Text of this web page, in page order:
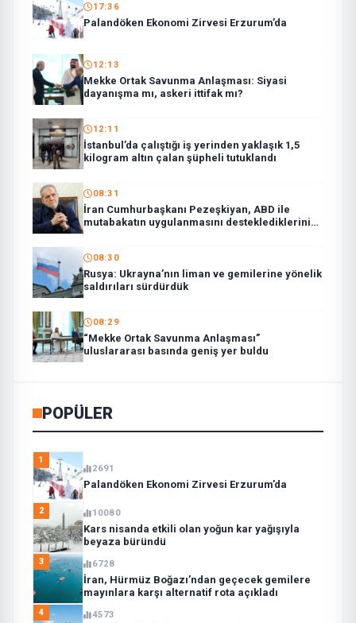
17:36
Palandöken Ekonomi Zirvesi Erzurum’da
12:13
Mekke Ortak Savunma Anlaşması: Siyasi
dayanışma mı, askeri ittifak mı?
12:11
İstanbul’da çalıştığı iş yerinden yaklaşık 1,5
kilogram altın çalan şüpheli tutuklandı
08:31
İran Cumhurbaşkanı Pezeşkiyan, ABD ile
mutabakatın uygulanmasını desteklediklerini
08:30
Rusya: Ukrayna’nın liman ve gemilerine yönelik
saldırıları sürdürdük
08:29
“Mekke Ortak Savunma Anlaşması”
uluslararası basında geniş yer buldu
POPÜLER
1
2691
Palandöken Ekonomi Zirvesi Erzurum’da
2 10080
Kars nisanda etkili olan yoğun kar yağışıyla
beyaza büründü
3 6728
İran, Hürmüz Boğazı’ndan geçecek gemilere
mayınlara karşı alternatif rota açıkladı
4 4573